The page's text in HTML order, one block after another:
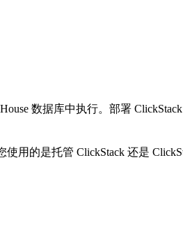
数据库中执行。部署
用的是托管 ClickStack 还是